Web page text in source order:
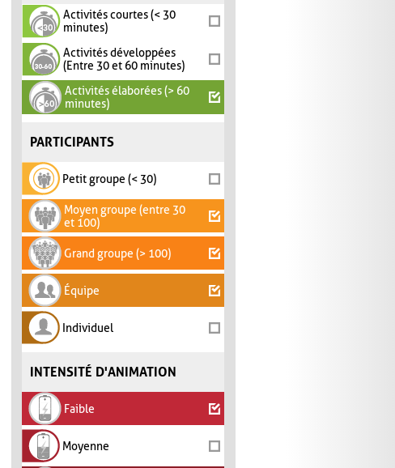
Activités courtes (< 30
minutes)
Activités développées
(Entre 30 et 60 minutes)
Activités élaborées (> 60
minutes)
PARTICIPANTS
Petit groupe (< 30)
Moyen groupe (entre 30
et 100)
Grand groupe (> 100)
Équipe
Individuel
INTENSITÉ D'ANIMATION
Faible
Moyenne